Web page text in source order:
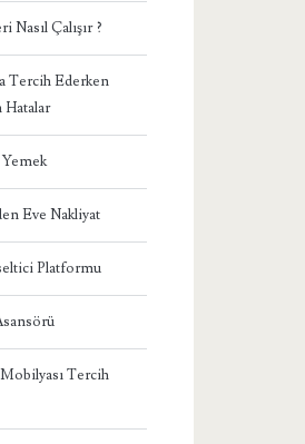
Nasıl Çalışır ?
Tercih Ederken
Hatalar
Eve Nakliyat
Platformu
Tercih